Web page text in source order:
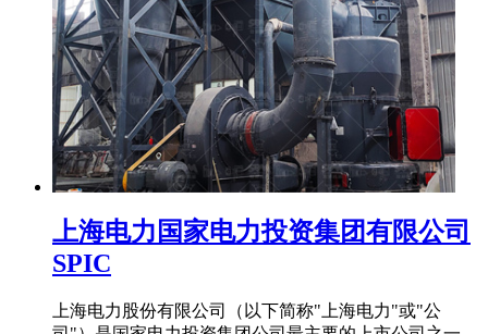
上海电力国家电力投资集团有限公司
SPIC
上海电力股份有限公司（以下简称"上海电力"或"公